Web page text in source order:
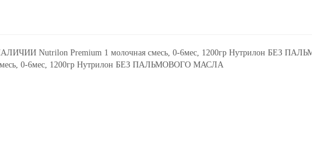
0-6мес, 1200гр Нутрилон БЕЗ ПАЛЬМОВОГО МАСЛА